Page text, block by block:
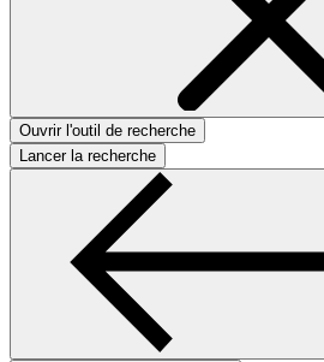
Ouvrir l'outil de recherche
Lancer la recherche